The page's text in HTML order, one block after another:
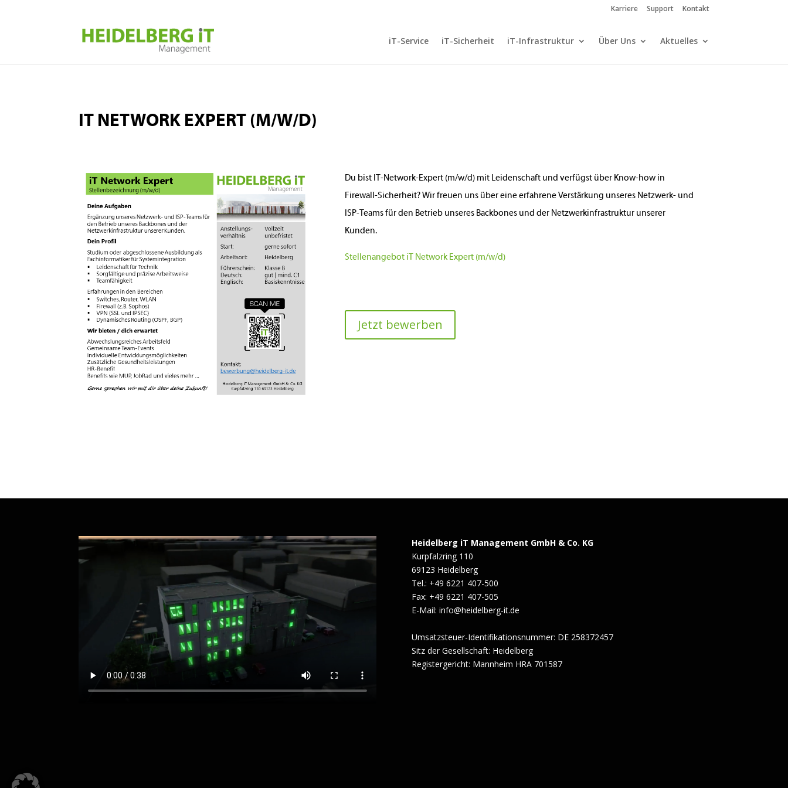
Karriere Support Kontakt
iT-Service iT-Sicherheit iT-Infrastruktur Über Uns Aktuelles
IT NETWORK EXPERT (M/W/D)
Du bist IT-Network-Expert (m/w/d) mit Leidenschaft und verfügst über Know-how in
Firewall-Sicherheit? Wir freuen uns über eine erfahrene Verstärkung unseres Netzwerk- und
ISP-Teams für den Betrieb unseres Backbones und der Netzwerkinfrastruktur unserer
Kunden.
Stellenangebot iT Network Expert (m/w/d)
Jetzt bewerben
Heidelberg iT Management GmbH & Co. KG
Kurpfalzring 110
69123 Heidelberg
Tel.: +49 6221 407-500
Fax: +49 6221 407-505
E-Mail: info@heidelberg-it.de
Umsatzsteuer-Identifikationsnummer: DE 258372457
Sitz der Gesellschaft: Heidelberg
Registergericht: Mannheim HRA 701587